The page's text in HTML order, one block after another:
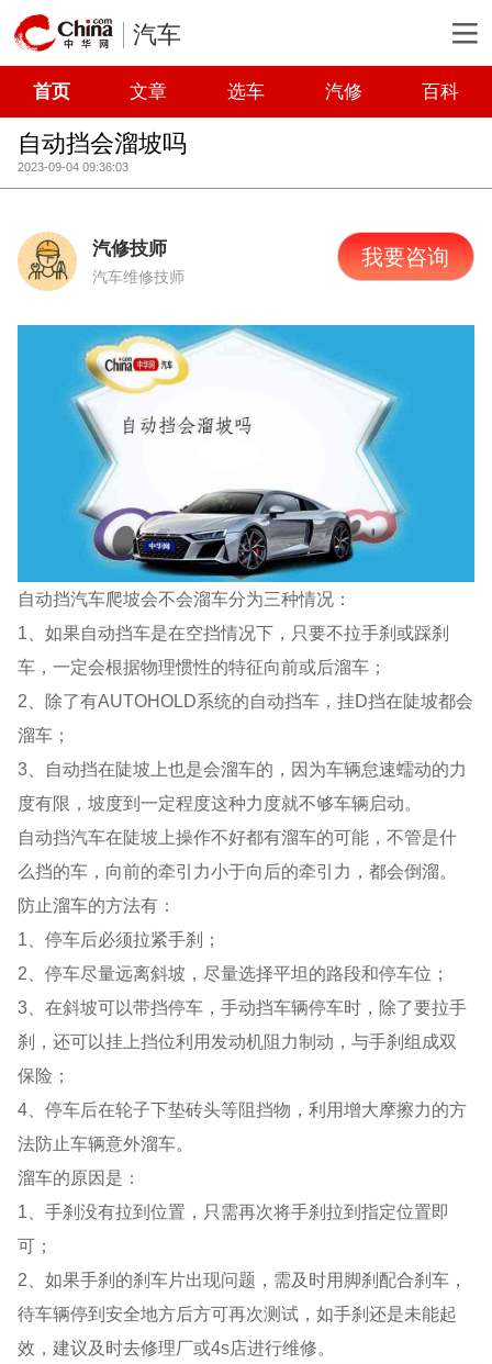
汽车
首页 文章 选车 汽修 百科
自动挡会溜坡吗
2023-09-04 09:36:03
汽修技师
汽车维修技师
我要咨询
自动挡汽车爬坡会不会溜车分为三种情况：
1、如果自动挡车是在空挡情况下，只要不拉手刹或踩刹
车，一定会根据物理惯性的特征向前或后溜车；
2、除了有AUTOHOLD系统的自动挡车，挂D挡在陡坡都会
溜车；
3、自动挡在陡坡上也是会溜车的，因为车辆怠速蠕动的力
度有限，坡度到一定程度这种力度就不够车辆启动。
自动挡汽车在陡坡上操作不好都有溜车的可能，不管是什
么挡的车，向前的牵引力小于向后的牵引力，都会倒溜。
防止溜车的方法有：
1、停车后必须拉紧手刹；
2、停车尽量远离斜坡，尽量选择平坦的路段和停车位；
3、在斜坡可以带挡停车，手动挡车辆停车时，除了要拉手
刹，还可以挂上挡位利用发动机阻力制动，与手刹组成双
保险；
4、停车后在轮子下垫砖头等阻挡物，利用增大摩擦力的方
法防止车辆意外溜车。
溜车的原因是：
1、手刹没有拉到位置，只需再次将手刹拉到指定位置即
可；
2、如果手刹的刹车片出现问题，需及时用脚刹配合刹车，
待车辆停到安全地方后方可再次测试，如手刹还是未能起
效，建议及时去修理厂或4s店进行维修。